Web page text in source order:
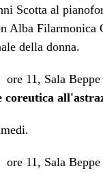
Scotta al
Alba Filarmonica
della donna.
11, Sala
11, Sala